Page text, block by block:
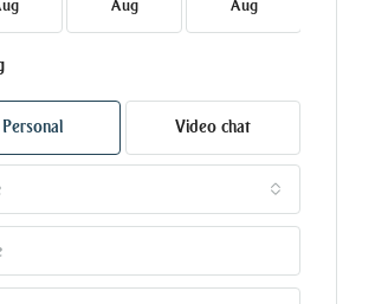
Aug Aug
Personal Video chat